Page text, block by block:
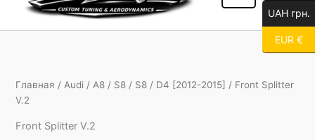
Главная /Audi /A8 / S8 / S8 / D4 [2012-2015] / Front Splitter
V.2
Front Splitter V.2
UAH грн.
EUR €